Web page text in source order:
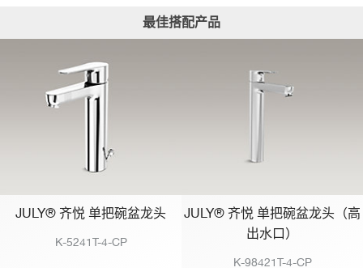
最佳搭配产品
JULY® 齐悦 单把碗盆龙头
K-5241T-4-CP
JULY® 齐悦 单把碗盆龙头（高
出水口）
K-98421T-4-CP